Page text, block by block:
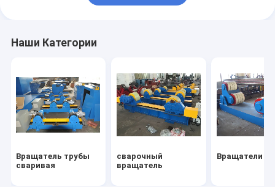
Производственная линия башни ветра
Сварочный аппарат трубы
Наши Категории
Вращатель трубы
сваривая
сварочный
вращатель
Вращатели